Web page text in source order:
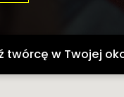
twórcę w Twojej